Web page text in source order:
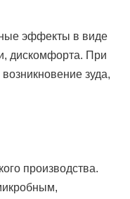
эффекты в виде
дискомфорта. При
зуда,
производства.